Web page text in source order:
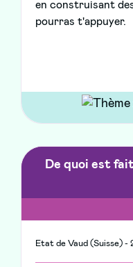
en construisant
pourras t'appuyer.
De quoi est
Etat de Vaud (Suisse) -